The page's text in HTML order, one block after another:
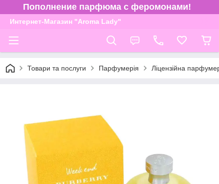
Пополнение парфюма с феромонами!
Интернет-Магазин "Aroma Lady"
Товари та послуги Парфумерія Ліцензійна